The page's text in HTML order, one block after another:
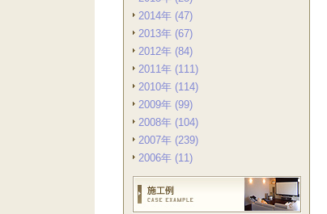
2014年 (47)
2013年 (67)
2012年 (84)
2011年 (111)
2010年 (114)
2009年 (99)
2008年 (104)
2007年 (239)
2006年 (11)